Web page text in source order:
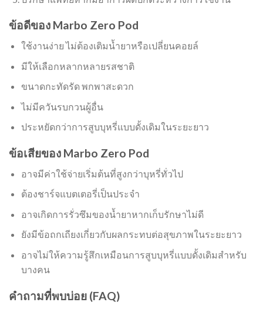
ข้อดีของ Marbo Zero Pod
ใช้งานง่าย ไม่ต้องเติมน้ำยาหรือเปลี่ยนคอยล์
มีให้เลือกหลากหลายรสชาติ
ขนาดกะทัดรัด พกพาสะดวก
ไม่มีควันรบกวนผู้อื่น
ประหยัดกว่าการสูบบุหรี่แบบดั้งเดิมในระยะยาว
ข้อเสียของ Marbo Zero Pod
อาจมีค่าใช้จ่ายเริ่มต้นที่สูงกว่าบุหรี่ทั่วไป
ต้องชาร์จแบตเตอรี่เป็นประจำ
อาจเกิดการรั่วซึมของน้ำยาหากเก็บรักษาไม่ดี
ยังมีข้อถกเถียงเกี่ยวกับผลกระทบต่อสุขภาพในระยะยาว
อาจไม่ให้ความรู้สึกเหมือนการสูบบุหรี่แบบดั้งเดิมสำหรับ
บางคน
คำถามที่พบบ่อย (FAQ)